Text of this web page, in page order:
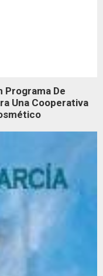
Programa De
Una Cooperativa